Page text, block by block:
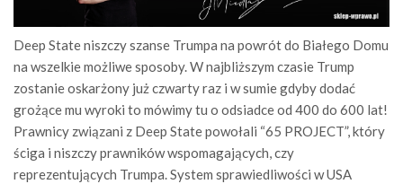
Deep State niszczy szanse Trumpa na powrót do Białego Domu
na wszelkie możliwe sposoby. W najbliższym czasie Trump
zostanie oskarżony już czwarty raz i w sumie gdyby dodać
grożące mu wyroki to mówimy tu o odsiadce od 400 do 600 lat!
Prawnicy związani z Deep State powołali “65 PROJECT”, który
ściga i niszczy prawników wspomagających, czy
reprezentujących Trumpa. System sprawiedliwości w USA